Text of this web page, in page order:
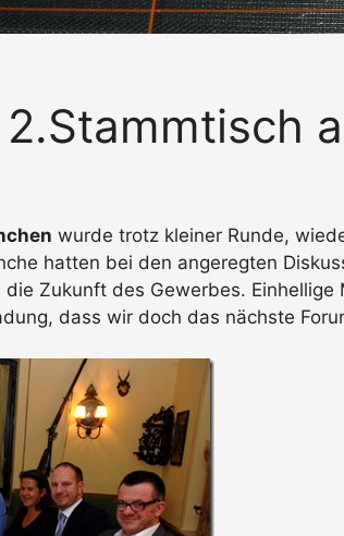
wurde trotz kleiner Runde,
hatten bei den angeregten
Zukunft des Gewerbes.
dass wir doch das nächste